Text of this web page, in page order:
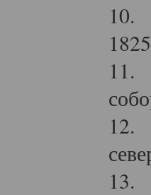
10.
11.
12.
13.